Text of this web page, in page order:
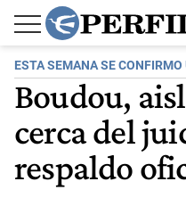
ESTA SEMANA SE
Boudou,
cerca del
respaldo